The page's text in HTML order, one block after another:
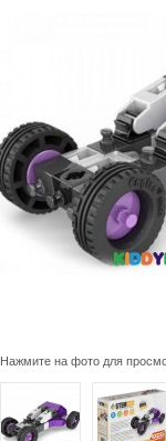
Нажмите на фото для